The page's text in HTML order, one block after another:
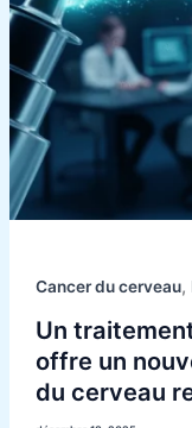
Cancer du cerveau,
Un
offre un
du cerveau
contre
un
cancer
du
cerveau
redoutable